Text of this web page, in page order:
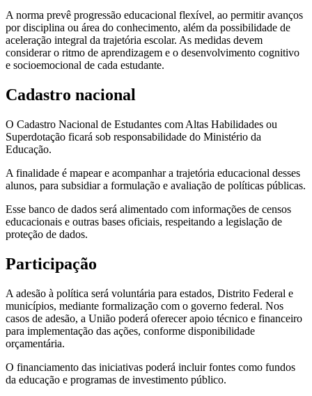
A norma prevê progressão educacional flexível, ao permitir avanços
por disciplina ou área do conhecimento, além da possibilidade de
aceleração integral da trajetória escolar. As medidas devem
considerar o ritmo de aprendizagem e o desenvolvimento cognitivo
e socioemocional de cada estudante.
Cadastro nacional
O Cadastro Nacional de Estudantes com Altas Habilidades ou
Superdotação ficará sob responsabilidade do Ministério da
Educação.
A finalidade é mapear e acompanhar a trajetória educacional desses
alunos, para subsidiar a formulação e avaliação de políticas públicas.
Esse banco de dados será alimentado com informações de censos
educacionais e outras bases oficiais, respeitando a legislação de
proteção de dados.
Participação
A adesão à política será voluntária para estados, Distrito Federal e
municípios, mediante formalização com o governo federal. Nos
casos de adesão, a União poderá oferecer apoio técnico e financeiro
para implementação das ações, conforme disponibilidade
orçamentária.
O financiamento das iniciativas poderá incluir fontes como fundos
da educação e programas de investimento público.